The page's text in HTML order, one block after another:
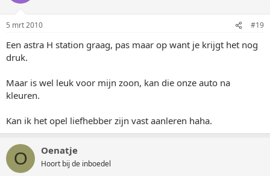
5 mrt 2010 #19
Een astra H station graag, pas maar op want je krijgt het nog
druk.
Maar is wel leuk voor mijn zoon, kan die onze auto na
kleuren.
Kan ik het opel liefhebber zijn vast aanleren haha.
O Oenatje
Hoort bij de inboedel